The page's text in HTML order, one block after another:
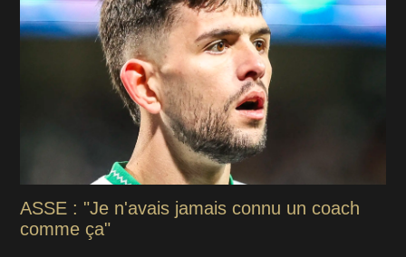
ASSE : "Je n'avais jamais connu un coach
comme ça"